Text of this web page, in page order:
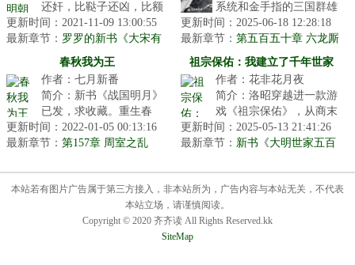
还奸，比鞑子还凶，比额
李自成还能蛊惑人心！闯
王李自成立马九宫山，遥
望东南，感...
更新时间：2021-11-09 13:00:55
最新章节： 罗罗的新书《大宋有
种》今天四更了！
系统和金手指的三国群雄
文！】华夏历代群雄乱入
三国，将会给这个波澜壮
阔的时代带...
更新时间：2025-06-18 12:28:18
最新章节： 第五百五十章 六龙厮
杀震天嚣
春秋我为王
作者：七月新番
简介：新书《战国明月》
已发，求收藏。重生春
秋，成为卿族庶子，被赶
到马厩与牛马为伴，谁知
更新时间：2022-01-05 00:13:16
最新章节： 第157章 周室之乱
祖宗保佑：我建立了千年世家
作者：花非花月夜
简介：洛昭穿越进一款游
戏《祖宗保佑》，从商末
周初开始，建立家族，历
经王朝轮转，传承不断。
更新时间：2025-05-13 21:41:26
最新章节： 新书《大明世家五百
本站若有图片广告属于第三方接入，非本站所为，广告内容与本站无关，不代表
本站立场，请谨慎阅读。
Copyright © 2020 齐齐读 All Rights Reserved.kk
SiteMap